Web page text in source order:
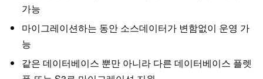
가능
마이그레이션하는 동안 소스데이터가 변함없이 운영 가
능
같은 데이터베이스 뿐만 아니라 다른 데이터베이스 플렛